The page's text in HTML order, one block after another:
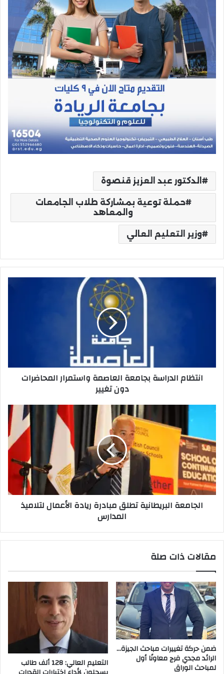
الدكتور عبد العزيز قنصوة
حملة توعية بمشاركة طلاب الجامعات
والمعاهد
وزير التعليم العالي
انتظام الدراسة بجامعة العاصمة واستمرار المحاضرات
دون تغيير
الجامعة
البريطانية
مبادرة
ريادة
الأعمال
لتلاميذ
المدارس
الجامعة البريطانية تطلق مبادرة ريادة الأعمال لتلاميذ
المدارس
مقالات ذات صلة
ضمن حركة تغييرات مباحث الجيزة…
الرائد مجدي فرج معاونًا أول
لمباحث الوراق التعليم العالي: 128 ألف طالب